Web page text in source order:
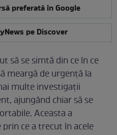
preferată în Google
pe Discover
să se simtă din ce în ce
meargă de urgență la
multe investigații
ajungând chiar să se
Aceasta a
ce a trecut în acele